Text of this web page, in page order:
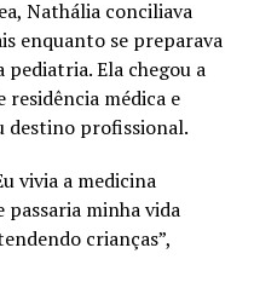
Nathália conciliava
enquanto se preparava
Ela chegou a
residência médica e
destino profissional.
vivia a medicina
minha vida
crianças”,